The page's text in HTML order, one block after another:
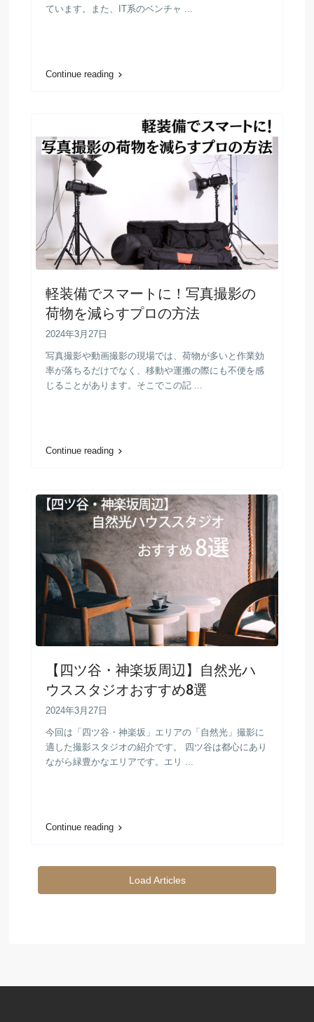
ています。また、IT系のベンチャ ...
Continue reading
軽装備でスマートに！写真撮影の
荷物を減らすプロの方法
2024年3月27日
写真撮影や動画撮影の現場では、荷物が多いと作業効
率が落ちるだけでなく、移動や運搬の際にも不便を感
じることがあります。そこでこの記 ...
Continue reading
【四ツ谷・神楽坂周辺】自然光ハ
ウススタジオおすすめ8選
2024年3月27日
今回は「四ツ谷・神楽坂」エリアの「自然光」撮影に
適した撮影スタジオの紹介です。 四ツ谷は都心にあり
ながら緑豊かなエリアです。エリ ...
Continue reading
Load Articles